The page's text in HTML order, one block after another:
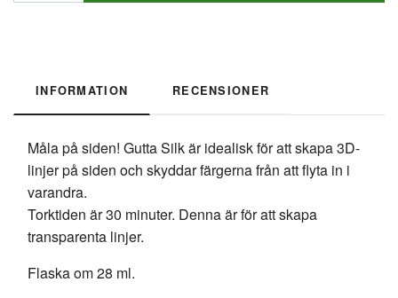
INFORMATION RECENSIONER
Måla på siden! Gutta Silk är idealisk för att skapa 3D-
linjer på siden och skyddar färgerna från att flyta in i
varandra.
Torktiden är 30 minuter. Denna är för att skapa
transparenta linjer.
Flaska om 28 ml.